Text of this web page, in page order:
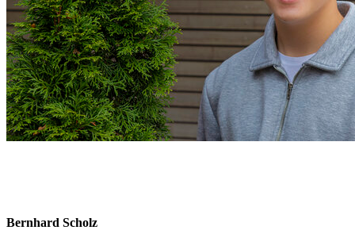
Bernhard Scholz